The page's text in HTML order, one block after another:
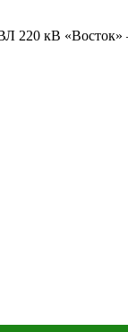
220 кВ «Восток»